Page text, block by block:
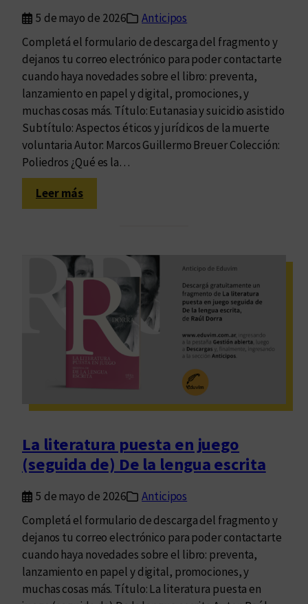
c
c
i
o
n
a
l
5 de mayo de 2026
Anticipos
Completá el formulario de descarga del fragmento y
dejanos tu correo electrónico para poder contactarte
cuando haya novedades sobre el libro: preventa,
lanzamiento en papel y digital, promociones, y
muchas cosas más. Título: Eutanasia y suicidio asistido
Subtítulo: Aspectos éticos y jurídicos de la muerte
voluntaria Autor: Marcos Guillermo Breuer Colección:
Poliedros ¿Qué es la…
Leer más:
E
a
n
s
a
y
s
i
i
d
o
a
s
s
t
La literatura puesta en juego
(seguida de) De la lengua escrita
5 de mayo de 2026
Anticipos
Completá el formulario de descarga del fragmento y
dejanos tu correo electrónico para poder contactarte
cuando haya novedades sobre el libro: preventa,
lanzamiento en papel y digital, promociones, y
muchas cosas más. Título: La literatura puesta en